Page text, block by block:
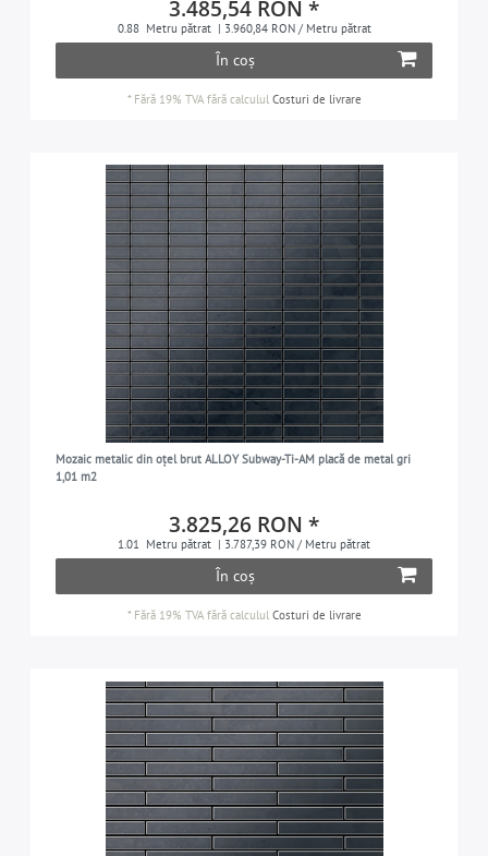
3.485,54 RON *
0.88 Metru pătrat | 3.960,84 RON / Metru pătrat
În coș
* Fără 19% TVAfără calculul Costuri de livrare
Mozaic metalic din oțel brut ALLOY Subway-Ti-AM placă de metal gri
1,01 m2
3.825,26 RON *
1.01 Metru pătrat | 3.787,39 RON / Metru pătrat
În coș
* Fără 19% TVAfără calculul Costuri de livrare